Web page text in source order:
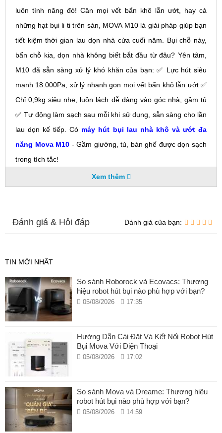
luôn tính năng đó! Cân mọi vết bẩn khô lẫn ướt, hay cả
những hạt bụi li ti trên sàn, MOVA M10 là giải pháp giúp bạn
tiết kiệm thời gian lau dọn nhà cửa cuối năm. Bụi chỗ này,
bẩn chỗ kia, dọn nhà không biết bắt đầu từ đâu? Yên tâm,
M10 đã sẵn sàng xử lý khó khăn của bạn: ✅ Lực hút siêu
mạnh 18.000Pa, xử lý nhanh gọn mọi vết bẩn khô lẫn ướt ✅
Chỉ 0,9kg siêu nhẹ, luồn lách dễ dàng vào góc nhà, gầm tủ
✅ Tự động làm sạch sau mỗi khi sử dụng, sẵn sàng cho lần
lau dọn kế tiếp. Có máy hút bụi lau nhà khô và ướt đa
năng Mova M10 - Gầm giường, tủ, bàn ghế được dọn sạch
trong tích tắc!
ướt đa năng Mova M10
Hút khô và ướt 2 trong 1:Đây là tính năng nổi bật nhất,
cho phép bạn hút sạch bụi bẩn khô và đồng thời lau sạch
Xem thêm
Đánh giá & Hỏi đáp Đánh giá của bạn:
TIN MỚI NHẤT
So sánh Roborock và Ecovacs: Thương
hiệu robot hút bụi nào phù hợp với bạn?
05/08/2026 17:35
Hướng Dẫn Cài Đặt Và Kết Nối Robot Hút
Bụi Mova Với Điện Thoại
05/08/2026 17:02
So sánh Mova và Dreame: Thương hiệu
robot hút bụi nào phù hợp với bạn?
05/08/2026 14:59